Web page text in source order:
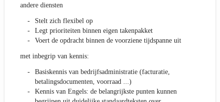
andere diensten
Stelt zich flexibel op
Legt prioriteiten binnen eigen takenpakket
Voert de opdracht binnen de voorziene tijdspanne uit
met inbegrip van kennis:
Basiskennis van bedrijfsadministratie (facturatie,
betalingsdocumenten, voorraad ...)
Kennis van Engels: de belangrijkste punten kunnen